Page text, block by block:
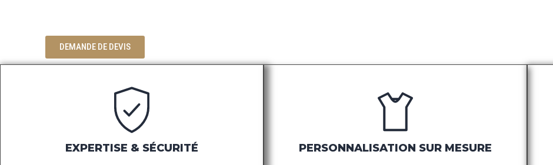
DEMANDE DE DEVIS
EXPERTISE & SÉCURITÉ PERSONNALISATION SUR MESURE